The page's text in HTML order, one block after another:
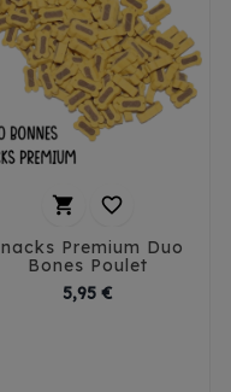
 
Premium Duo
Bones Poulet
5,95 €Prix